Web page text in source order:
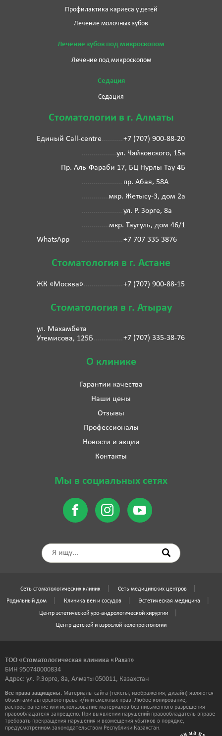
Профилактика кариеса у детей
Лечение молочных зубов
Лечение зубов под микроскопом
Лечение под микроскопом
Седация
Седация
Стоматологии в г. Алматы
Единый Call-centre
+7 (707) 900-88-20
ул. Чайковского, 15а
Пр. Аль-Фараби 17, БЦ Нурлы-Тау 4Б
пр. Абая, 58А
мкр. Жетысу-3, дом 2а
ул. Р. Зорге, 8а
мкр. Таугуль, дом 46/1
WhatsApp
+7 707 335 3876
Стоматология в г. Астане
ЖК «Москва» +7 (707) 900-88-15
Стоматология в г. Атырау
ул. Махамбета
Утемисова, 125Б
+7 (707) 335-38-76
О клинике
Гарантии качества
Наши цены
Отзывы
Профессионалы
Новости и акции
Контакты
Мы в социальных сетях
Сеть стоматологических клиник Сеть медицинских центров
Родильный дом Клиника вен и сосудов Эстетическая медицина
Центр эстетической уро-андрологической хирургии
Центр детской и взрослой колопроктологии
ТОО «Стоматологическая клиника «Рахат»
БИН 950740000834
Адрес: ул. Р.Зорге, 8а, Алматы 050011, Казахстан
Все права защищены. Материалы сайта (тексты, изображения, дизайн) являются
объектами авторского права и/или смежных прав. Любое копирование,
распространение или использование материалов без письменного разрешения
правообладателя запрещено. При выявлении нарушений правообладатель вправе
требовать прекращения нарушения и возмещения убытков в порядке,
предусмотренном законодательством Республики Казахстан.